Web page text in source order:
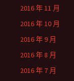
2016 年 11 月
2016 年 10 月
2016 年 9 月
2016 年 8 月
2016 年 7 月